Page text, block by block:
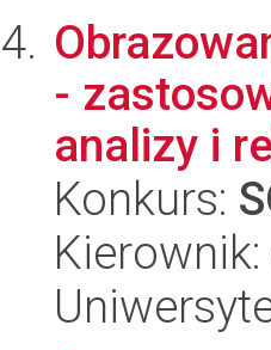
-
analizy i
Konkurs: